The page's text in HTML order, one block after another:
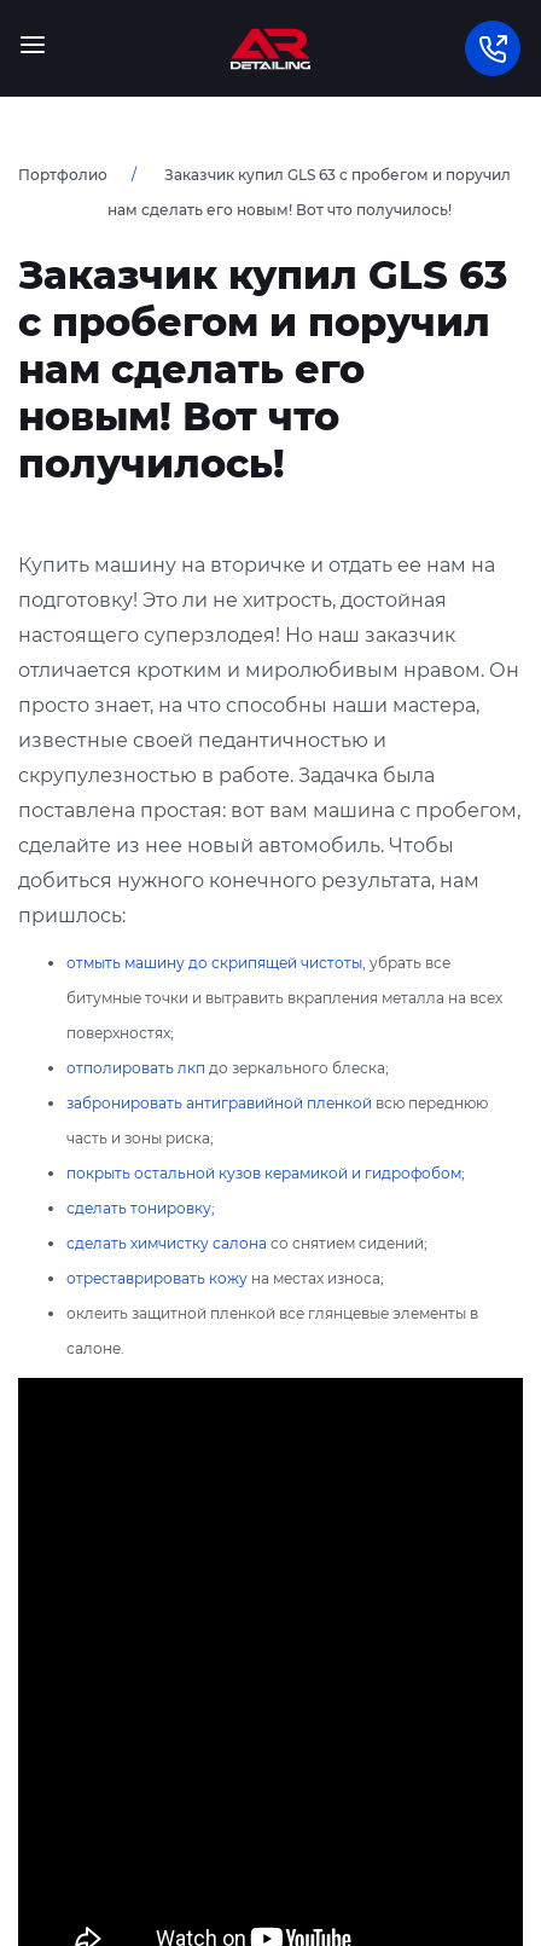
Портфолио
Заказчик купил GLS 63 с пробегом и поручил
нам сделать его новым! Вот что получилось!
Заказчик купил GLS 63
с пробегом и поручил
нам сделать его
новым! Вот что
получилось!
Купить машину на вторичке и отдать ее нам на
подготовку! Это ли не хитрость, достойная
настоящего суперзлодея! Но наш заказчик
отличается кротким и миролюбивым нравом. Он
просто знает, на что способны наши мастера,
известные своей педантичностью и
скрупулезностью в работе. Задачка была
поставлена простая: вот вам машина с пробегом,
сделайте из нее новый автомобиль. Чтобы
добиться нужного конечного результата, нам
пришлось:
отмыть машину до скрипящей чистоты, убрать все
битумные точки и вытравить вкрапления металла на всех
поверхностях;
отполировать лкп до зеркального блеска;
забронировать антигравийной пленкой всю переднюю
часть и зоны риска;
покрыть остальной кузов керамикой и гидрофобом;
сделать тонировку;
сделать химчистку салона со снятием сидений;
отреставрировать кожу на местах износа;
оклеить защитной пленкой все глянцевые элементы в
салоне.